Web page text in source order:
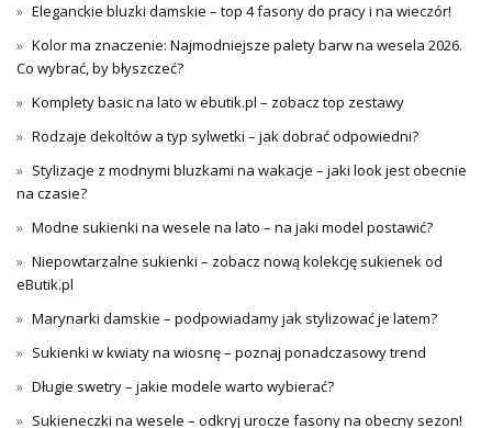
Eleganckie bluzki damskie – top 4 fasony do pracy i na wieczór!
Kolor ma znaczenie: Najmodniejsze palety barw na wesela 2026.
Co wybrać, by błyszczeć?
Komplety basic na lato w ebutik.pl – zobacz top zestawy
Rodzaje dekoltów a typ sylwetki – jak dobrać odpowiedni?
Stylizacje z modnymi bluzkami na wakacje – jaki look jest obecnie
na czasie?
Modne sukienki na wesele na lato – na jaki model postawić?
Niepowtarzalne sukienki – zobacz nową kolekcję sukienek od
eButik.pl
Marynarki damskie – podpowiadamy jak stylizować je latem?
Sukienki w kwiaty na wiosnę – poznaj ponadczasowy trend
Długie swetry – jakie modele warto wybierać?
Sukieneczki na wesele – odkryj urocze fasony na obecny sezon!